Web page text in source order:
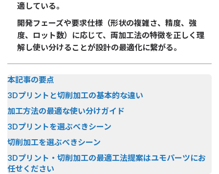
適している。
開発フェーズや要求仕様（形状の複雑さ、精度、強
度、ロット数）に応じて、両加工法の特徴を正しく理
解し使い分けることが設計の最適化に繋がる。
本記事の要点
3Dプリントと切削加工の基本的な違い
加工方法の最適な使い分けガイド
3Dプリントを選ぶべきシーン
切削加工を選ぶべきシーン
3Dプリント・切削加工の最適工法提案はユモパーツにお
任せください